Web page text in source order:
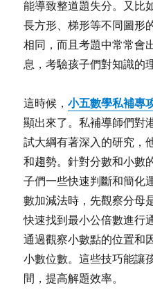
能導致整道題失分。又比
長方形、梯形等不同圖形
相同，而且考題中常常會
息，考驗孩子們對知識的
這時候，小五數學私補專
顯出來了。私補導師們對
試大綱有著深入的研究，
和趨勢。針對分數和小數
子們一些快速判斷和簡化
數加減法時，先觀察分母
快速找到最小公倍數進行
通過觀察小數點的位置和
小數位數。這些技巧能讓
間，提高解題效率。